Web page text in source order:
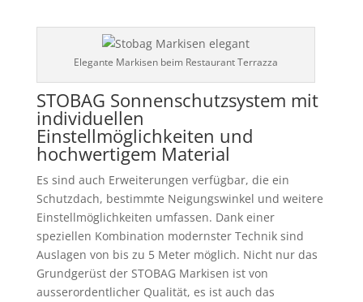
Elegante Markisen beim Restaurant Terrazza
STOBAG Sonnenschutzsystem mit
individuellen
Einstellmöglichkeiten und
hochwertigem Material
Es sind auch Erweiterungen verfügbar, die ein
Schutzdach, bestimmte Neigungswinkel und weitere
Einstellmöglichkeiten umfassen. Dank einer
speziellen Kombination modernster Technik sind
Auslagen von bis zu 5 Meter möglich. Nicht nur das
Grundgerüst der STOBAG Markisen ist von
ausserordentlicher Qualität, es ist auch das